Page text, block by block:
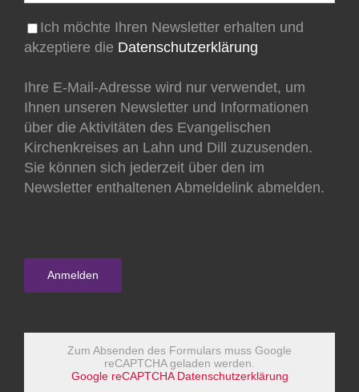
Ich möchte Ihren Newsletter erhalten und
akzeptiere die Datenschutzerklärung
Ihre E-Mail-Adresse wird nur verwendet, um
Ihnen unseren Newsletter und Informationen
über die Aktivitäten des Evangelischen
Kirchenkreises an Lahn und Dill zuzusenden.
Sie können sich jederzeit über den im
Newsletter enthaltenen Abmeldelink abmelden.
Zum Absenden des Formulars muss Google
reCAPTCHA geladen werden.
Google reCAPTCHA Datenschutzerklärung